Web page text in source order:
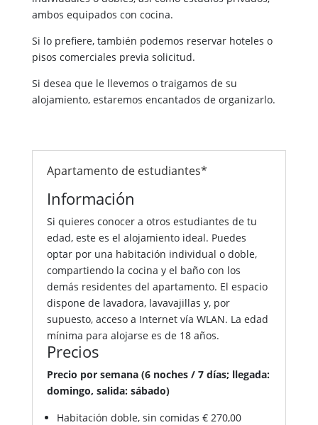
ambos equipados con cocina.
Si lo prefiere, también podemos reservar hoteles o
pisos comerciales previa solicitud.
Si desea que le llevemos o traigamos de su
alojamiento, estaremos encantados de organizarlo.
Apartamento de estudiantes*
Información
Si quieres conocer a otros estudiantes de tu
edad, este es el alojamiento ideal. Puedes
optar por una habitación individual o doble,
compartiendo la cocina y el baño con los
demás residentes del apartamento. El espacio
dispone de lavadora, lavavajillas y, por
supuesto, acceso a Internet vía WLAN. La edad
mínima para alojarse es de 18 años.
Precios
Precio por semana (6 noches / 7 días; llegada:
domingo, salida: sábado)
Habitación doble, sin comidas € 270,00